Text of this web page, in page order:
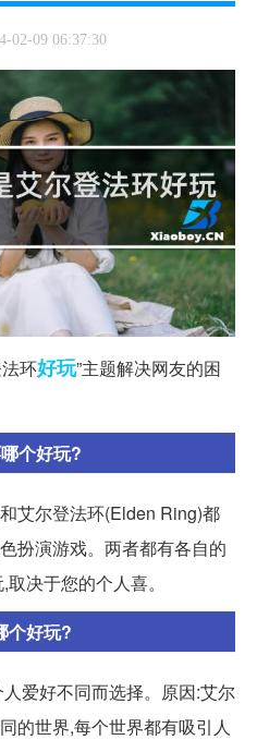
02-09 06:37:30
环好玩”主题解决网友的困
个好玩?
艾尔登法环(Elden Ring)都
扮演游戏。两者都有各自的
决于您的个人喜。
个好玩?
爱好不同而选择。原因:艾尔
的世界,每个世界都有吸引人